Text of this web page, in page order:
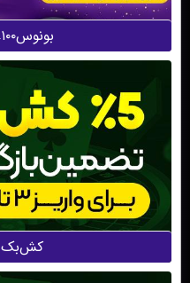
بونوس۱۰۰٪ شارژ هدیه
کش‌بک ۵ درصدی